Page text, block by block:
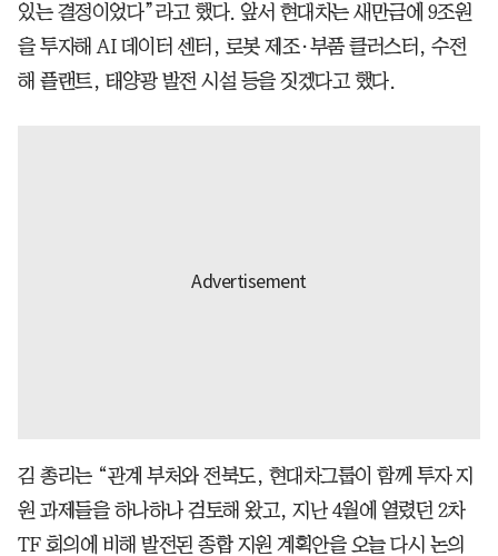
있는 결정이었다”라고 했다. 앞서 현대차는 새만금에 9조원
을 투자해 AI 데이터 센터, 로봇 제조·부품 클러스터, 수전
해 플랜트, 태양광 발전 시설 등을 짓겠다고 했다.
김 총리는 “관계 부처와 전북도, 현대차그룹이 함께 투자 지
원 과제들을 하나하나 검토해 왔고, 지난 4월에 열렸던 2차
TF 회의에 비해 발전된 종합 지원 계획안을 오늘 다시 논의